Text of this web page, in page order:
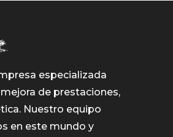
especializada
de prestaciones,
Nuestro equipo
en este mundo y